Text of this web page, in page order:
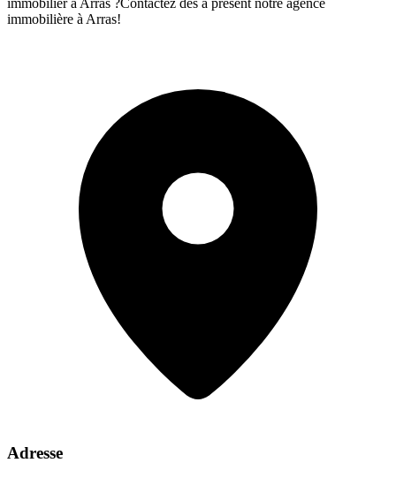
immobilière à Arras!
Adresse